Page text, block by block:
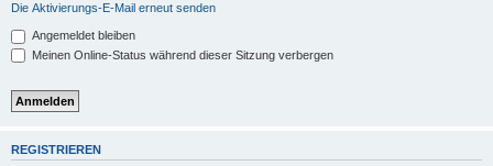
Die Aktivierungs-E-Mail erneut senden
Angemeldet bleiben
Meinen Online-Status während dieser Sitzung verbergen
REGISTRIEREN